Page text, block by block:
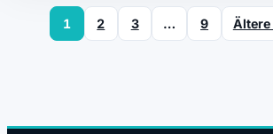
1 2 3 … 9